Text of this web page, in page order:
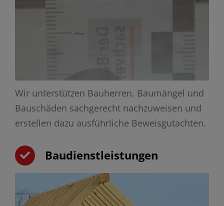
Wir unterstützen Bauherren, Baumängel und
Bauschäden sachgerecht nachzuweisen und
erstellen dazu ausführliche Beweisgutachten.
Baudienstleistungen